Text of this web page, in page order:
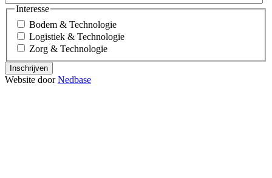
Interesse
Bodem & Technologie
Logistiek & Technologie
Zorg & Technologie
Inschrijven
Website doorNedbase